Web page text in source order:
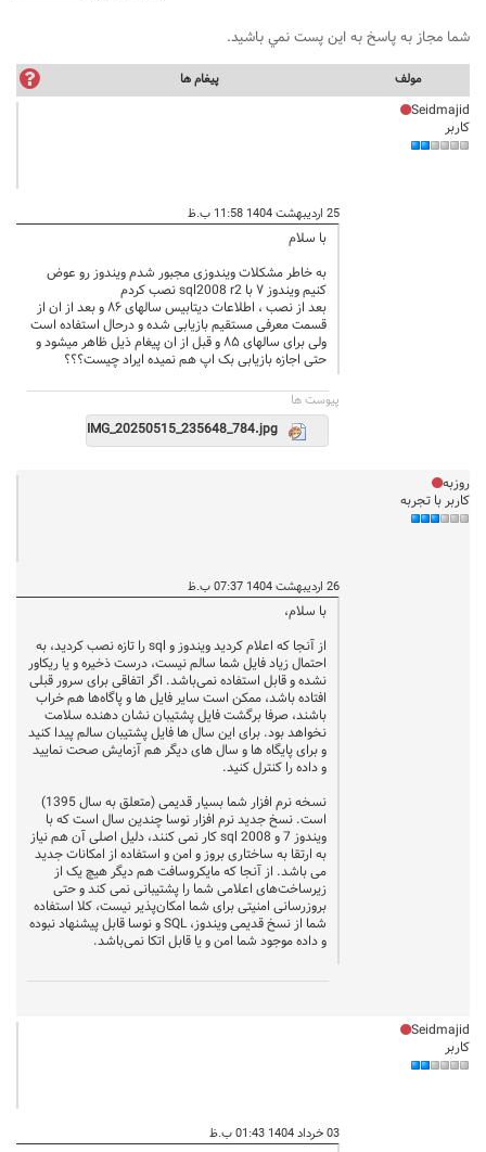
شما مجاز به پاسخ به اين پست نمي باشيد.
مولف پيغام ها
Seidmajid
کاربر
25 اردیبهشت 1404 11:58 ب.ظ
با سلام
به خاطر مشکلات ویندوزی مجبور شدم ویندوز رو عوض
کنیم ویندوز ۷ با sql2008 r2 نصب کردم
بعد از نصب ، اطلاعات دیتابیس سالهای ۸۶ و بعد از ان از
قسمت معرفی مستقیم بازیابی شده و درحال استفاده است
ولی برای سالهای ۸۵ و قبل از ان پیغام ذیل ظاهر میشود و
حتی اجازه بازیابی بک اپ هم نمیده ایراد چیست؟؟؟
پيوست ها
IMG_20250515_235648_784.jpg
روزبه
کاربر با تجربه
26 اردیبهشت 1404 07:37 ب.ظ
با سلام،
از آنجا که اعلام کردید ویندوز و sql را تازه نصب کردید، به
احتمال زیاد فایل شما سالم نیست، درست ذخیره و یا ریکاور
نشده و قابل استفاده نمی‌باشد. اگر اتفاقی برای سرور قبلی
افتاده باشد، ممکن است سایر فایل ها و پاگاه‌ها هم خراب
باشند، صرفا برگشت فایل پشتیبان نشان دهنده سلامت
نخواهد بود. برای این سال ها فایل پشتیبان سالم پیدا کنید
و برای پایگاه ها و سال های دیگر هم آزمایش صحت نمایید
و داده را کنترل کنید.
نسخه نرم افزار شما بسیار قدیمی (متعلق به سال 1395)
است. نسخ جدید نرم افزار نوسا چندین سال است که با
ویندوز 7 و sql 2008 کار نمی کنند، دلیل اصلی آن هم نیاز
به ارتقا به ساختاری بروز و امن و استفاده از امکانات جدید
می باشد. از آنجا که مایکروسافت هم دیگر هیچ یک از
زیرساخت‌های اعلامی شما را پشتیبانی نمی کند و حتی
بروزرسانی امنیتی برای شما امکان‌پذیر نیست، کلا استفاده
شما از نسخ قدیمی ویندوز، SQL و نوسا قابل پیشنهاد نبوده
و داده موجود شما امن و یا قابل اتکا نمی‌باشد.
Seidmajid
کاربر
03 خرداد 1404 01:43 ب.ظ